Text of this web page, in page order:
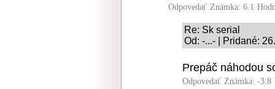
Odpovedať Známka: 6.1
Re: Sk serial
Od: -...- | Pridané:
Prepáč náhodou
Odpovedať Známka: -3.8